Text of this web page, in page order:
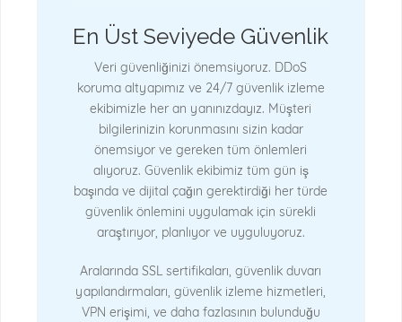
En Üst Seviyede Güvenlik
Veri güvenliğinizi önemsiyoruz. DDoS
koruma altyapımız ve 24/7 güvenlik izleme
ekibimizle her an yanınızdayız. Müşteri
bilgilerinizin korunmasını sizin kadar
önemsiyor ve gereken tüm önlemleri
alıyoruz. Güvenlik ekibimiz tüm gün iş
başında ve dijital çağın gerektirdiği her türde
güvenlik önlemini uygulamak için sürekli
araştırıyor, planlıyor ve uyguluyoruz.
Aralarında SSL sertifikaları, güvenlik duvarı
yapılandırmaları, güvenlik izleme hizmetleri,
VPN erişimi, ve daha fazlasının bulunduğu